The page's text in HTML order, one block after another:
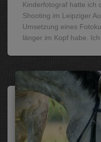
Kinderfotograf hatte ich
Shooting im Leipziger
Umsetzung eines
länger im Kopf habe.